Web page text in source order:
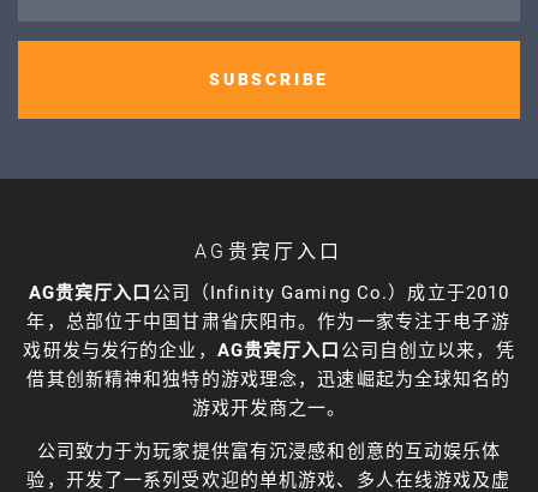
SUBSCRIBE
AG贵宾厅入口
AG贵宾厅入口 公司（Infinity Gaming Co.）成立于2010
年，总部位于中国甘肃省庆阳市。作为一家专注于电子游
戏研发与发行的企业， AG贵宾厅入口 公司自创立以来，凭
借其创新精神和独特的游戏理念，迅速崛起为全球知名的
游戏开发商之一。
公司致力于为玩家提供富有沉浸感和创意的互动娱乐体
验，开发了一系列受欢迎的单机游戏、多人在线游戏及虚